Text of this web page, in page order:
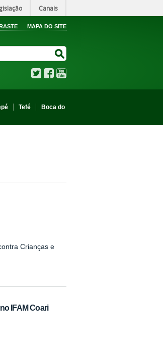
Canais
MAPA DO SITE
TwitterFacebook
Tefé
Boca do
Crianças e
IFAM Coari